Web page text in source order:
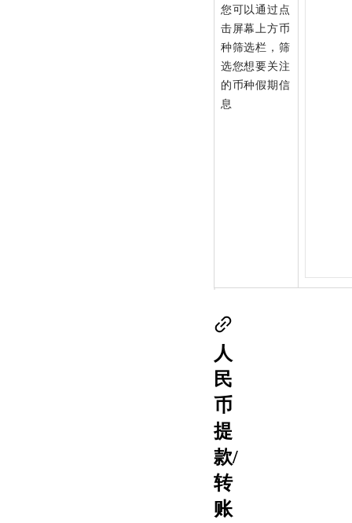
您可以通过点
击屏幕上方币
种筛选栏，筛
选您想要关注
的币种假期信
息
人
民
币
提
款/
转
账